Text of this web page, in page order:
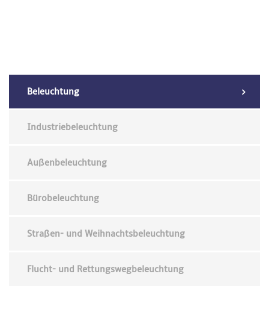
Beleuchtung
Industriebeleuchtung
Außenbeleuchtung
Bürobeleuchtung
Straßen- und Weihnachtsbeleuchtung
Flucht- und Rettungswegbeleuchtung